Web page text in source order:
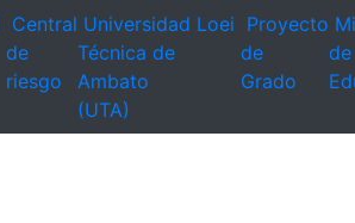
Central
de
riesgo
Universidad
Técnica de
Ambato
(UTA)
Loei Proyecto
de
Grado
de